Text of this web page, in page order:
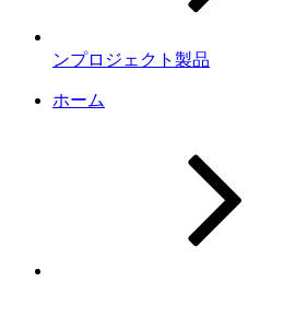
ンプロジェクト製品
ホーム